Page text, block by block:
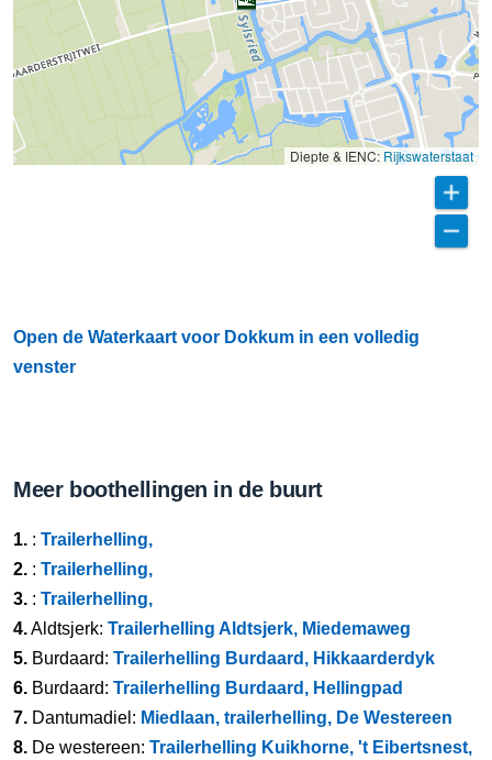
Diepte & IENC: Rijkswaterstaat
Open de Waterkaart voor Dokkum in een volledig
venster
Meer boothellingen in de buurt
1. : Trailerhelling,
2. : Trailerhelling,
3. : Trailerhelling,
4.Aldtsjerk: Trailerhelling Aldtsjerk, Miedemaweg
5. Burdaard: Trailerhelling Burdaard, Hikkaarderdyk
6. Burdaard: Trailerhelling Burdaard, Hellingpad
7. Dantumadiel: Miedlaan, trailerhelling, De Westereen
8. De westereen: Trailerhelling Kuikhorne, 't Eibertsnest,